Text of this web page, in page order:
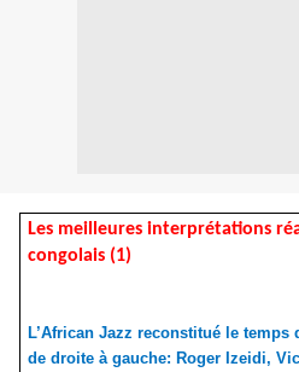
Les meilleures interprétations
congolais (1)
L’African Jazz reconstitué le temps
de droite à gauche: Roger Izeidi,